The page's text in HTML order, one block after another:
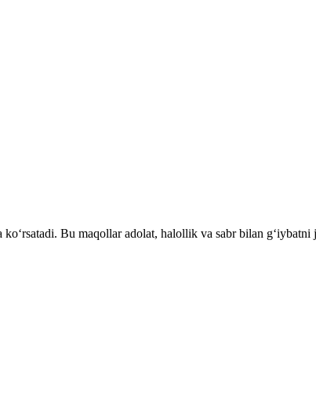
Bu maqollar adolat, halollik va sabr bilan g‘iybatni